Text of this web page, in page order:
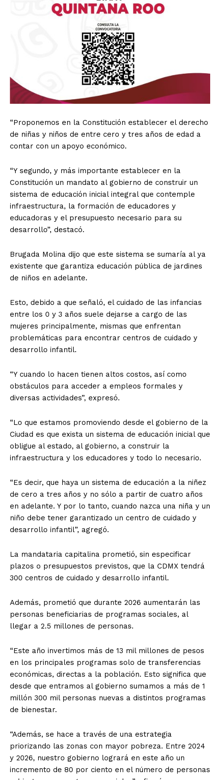
“Proponemos en la Constitución establecer el derecho
de niñas y niños de entre cero y tres años de edad a
contar con un apoyo económico.
“Y segundo, y más importante establecer en la
Constitución un mandato al gobierno de construir un
sistema de educación inicial integral que contemple
infraestructura, la formación de educadores y
educadoras y el presupuesto necesario para su
desarrollo”, destacó.
Brugada Molina dijo que este sistema se sumaría al ya
existente que garantiza educación pública de jardines
de niños en adelante.
Esto, debido a que señaló, el cuidado de las infancias
entre los 0 y 3 años suele dejarse a cargo de las
mujeres principalmente, mismas que enfrentan
problemáticas para encontrar centros de cuidado y
desarrollo infantil.
“Y cuando lo hacen tienen altos costos, así como
obstáculos para acceder a empleos formales y
diversas actividades”, expresó.
“Lo que estamos promoviendo desde el gobierno de la
Ciudad es que exista un sistema de educación inicial que
obligue al estado, al gobierno, a construir la
infraestructura y los educadores y todo lo necesario.
“Es decir, que haya un sistema de educación a la niñez
de cero a tres años y no sólo a partir de cuatro años
en adelante. Y por lo tanto, cuando nazca una niña y un
niño debe tener garantizado un centro de cuidado y
desarrollo infantil”, agregó.
La mandataria capitalina prometió, sin especificar
plazos o presupuestos previstos, que la CDMX tendrá
300 centros de cuidado y desarrollo infantil.
Además, prometió que durante 2026 aumentarán las
personas beneficiarias de programas sociales, al
llegar a 2.5 millones de personas.
“Este año invertimos más de 13 mil millones de pesos
en los principales programas solo de transferencias
económicas, directas a la población. Esto significa que
desde que entramos al gobierno sumamos a más de 1
millón 300 mil personas nuevas a distintos programas
de bienestar.
“Además, se hace a través de una estrategia
priorizando las zonas con mayor pobreza. Entre 2024
y 2026, nuestro gobierno logrará en este año un
incremento de 80 por ciento en el número de personas